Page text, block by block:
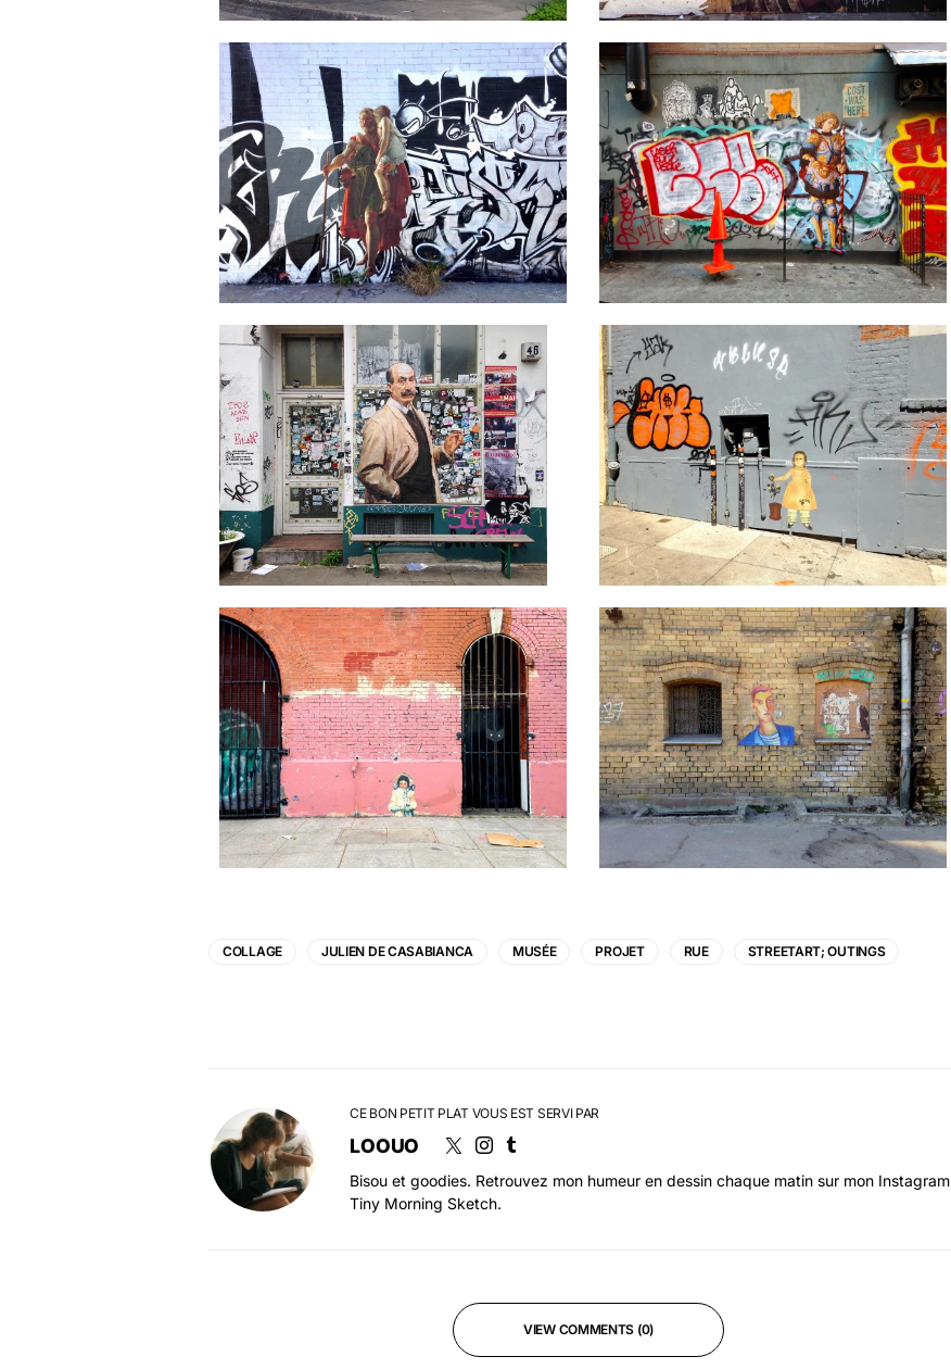
COLLAGE JULIEN DE CASABIANCA MUSÉE PROJET RUE STREETART; OUTINGS
CE BON PETIT PLAT VOUS EST SERVI PAR
LOOUO
Bisou et goodies. Retrouvez mon humeur en dessin chaque matin sur mon Instagram
Tiny Morning Sketch.
VIEW COMMENTS (0)